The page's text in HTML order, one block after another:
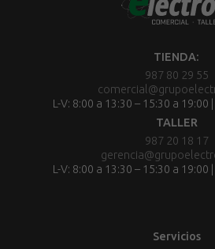
TIENDA:
987 80 29 55
L-V: 8:00 a 13:30 – 15:30 a 19:00
TALLER
987 20 18 17
L-V: 8:00 a 13:30 – 15:30 a 19:00
Servicios